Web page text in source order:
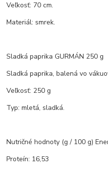
Veľkosť: 70 cm.
Materiál: smrek.
Sladká paprika GURMÁN 250 g
Sladká paprika, balená vo
Veľkosť: 250 g
Typ: mletá, sladká.
Nutričné hodnoty (g / 100 g)
Proteín: 16,53